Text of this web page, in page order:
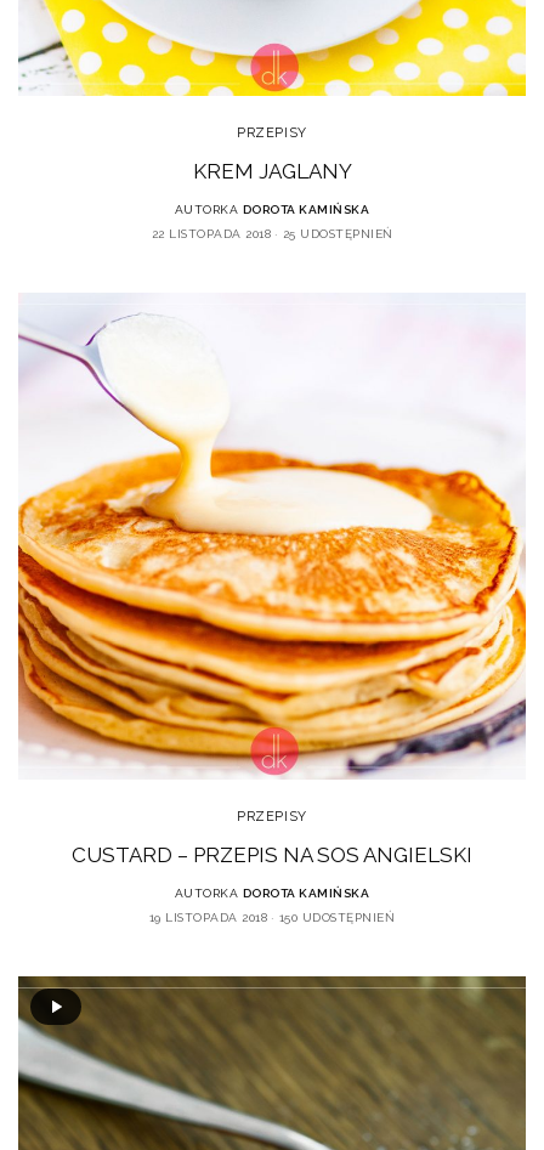
PRZEPISY
KREM JAGLANY
AUTORKA DOROTA KAMIŃSKA
22 LISTOPADA 2018
25 UDOSTĘPNIEŃ
PRZEPISY
CUSTARD – PRZEPIS NA SOS ANGIELSKI
AUTORKA DOROTA KAMIŃSKA
19 LISTOPADA 2018
150 UDOSTĘPNIEŃ